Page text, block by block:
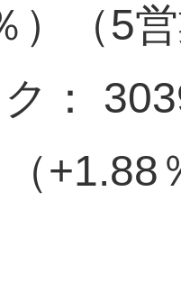
）（5
ク：
+1.88